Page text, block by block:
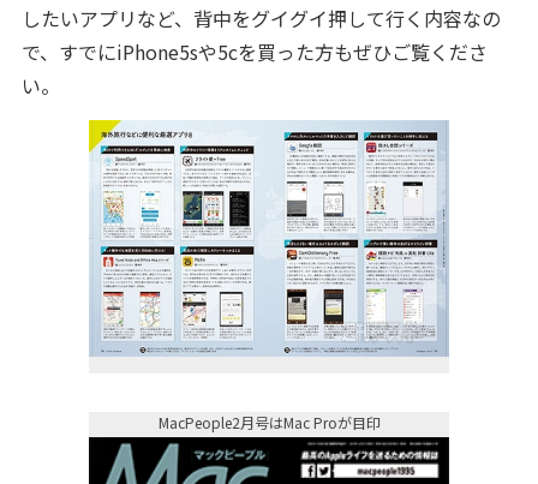
したいアプリなど、背中をグイグイ押して行く内容なの
で、すでにiPhone5sや5cを買った方もぜひご覧くださ
い。
MacPeople2月号はMac Proが目印